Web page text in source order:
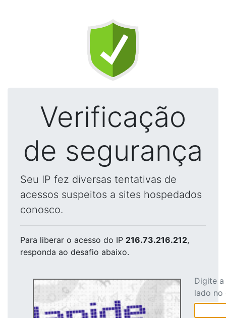
Verificação
de segurança
Seu IP fez diversas tentativas de
acessos suspeitos a sites hospedados
conosco.
Para liberar o acesso do IP 216.73.216.212,
responda ao desafio abaixo.
Digite
lado no